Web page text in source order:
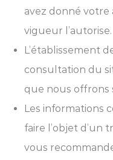
avez donné
vigueur l’autorise.
L’établissement
consultation du
que nous offrons
Les informations
faire l’objet d’un
vous